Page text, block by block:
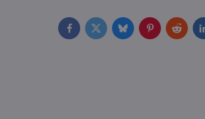
Facebook
TwitterBlueskyPinterest